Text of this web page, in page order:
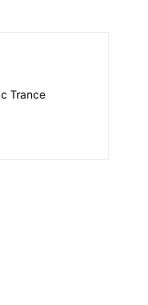
Trance